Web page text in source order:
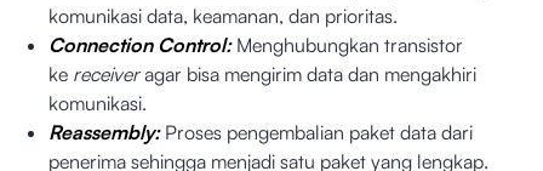
komunikasi data, keamanan, dan prioritas.
Connection Control: Menghubungkan transistor
ke receiveragar bisa mengirim data dan mengakhiri
komunikasi.
Reassembly:Proses pengembalian paket data dari
penerima sehingga menjadi satu paket yang lengkap.